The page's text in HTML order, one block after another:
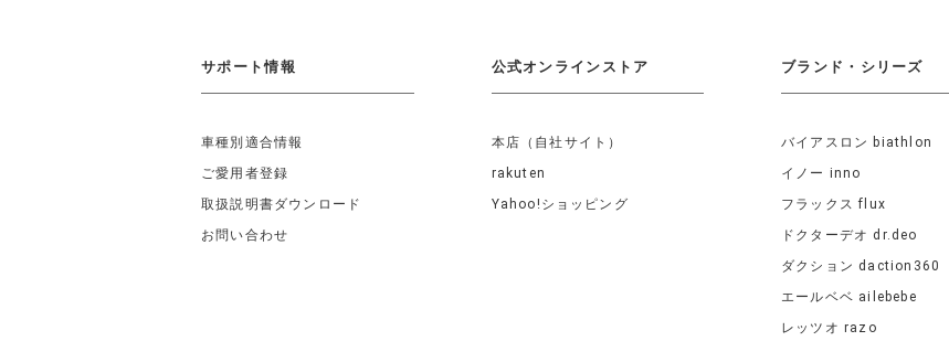
サポート情報
車種別適合情報
ご愛用者登録
取扱説明書ダウンロード
お問い合わせ
公式オンラインストア
本店（自社サイト）
rakuten
Yahoo!ショッピング
ブランド・シリーズ
バイアスロン biathlon
イノー inno
フラックス flux
ドクターデオ dr.deo
ダクション daction360
エールベベ ailebebe
レッツオ razo